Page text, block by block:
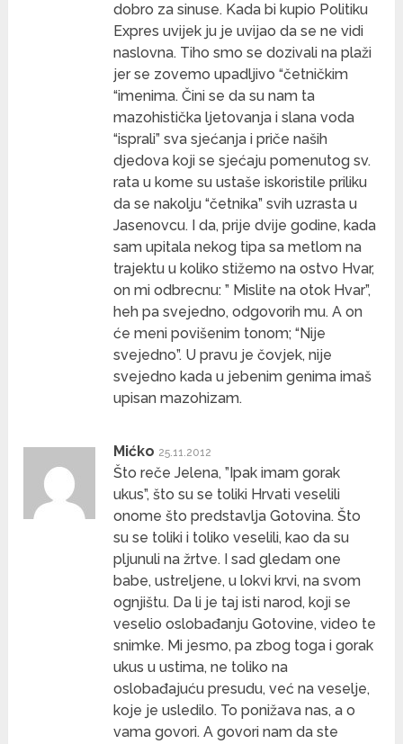
dobro za sinuse. Kada bi kupio Politiku
Expres uvijek ju je uvijao da se ne vidi
naslovna. Tiho smo se dozivali na plaži
jer se zovemo upadljivo “četničkim
“imenima. Čini se da su nam ta
mazohistička ljetovanja i slana voda
“isprali” sva sjećanja i priče naših
djedova koji se sjećaju pomenutog sv.
rata u kome su ustaše iskoristile priliku
da se nakolju “četnika” svih uzrasta u
Jasenovcu. I da, prije dvije godine, kada
sam upitala nekog tipa sa metlom na
trajektu u koliko stižemo na ostvo Hvar,
on mi odbrecnu: ” Mislite na otok Hvar”,
heh pa svejedno, odgovorih mu. A on
će meni povišenim tonom; “Nije
svejedno”. U pravu je čovjek, nije
svejedno kada u jebenim genima imaš
upisan mazohizam.
Mićko 25.11.2012
Što reče Jelena, ”Ipak imam gorak
ukus”, što su se toliki Hrvati veselili
onome što predstavlja Gotovina. Što
su se toliki i toliko veselili, kao da su
pljunuli na žrtve. I sad gledam one
babe, ustreljene, u lokvi krvi, na svom
ognjištu. Da li je taj isti narod, koji se
veselio oslobađanju Gotovine, video te
snimke. Mi jesmo, pa zbog toga i gorak
ukus u ustima, ne toliko na
oslobađajuću presudu, već na veselje,
koje je usledilo. To ponižava nas, a o
vama govori. A govori nam da ste